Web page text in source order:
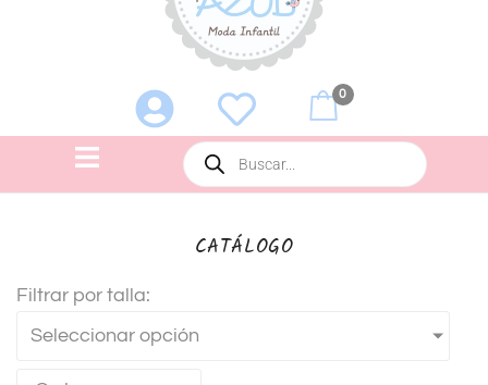
0
CATÁLOGO
Filtrar por talla:
Seleccionar opción